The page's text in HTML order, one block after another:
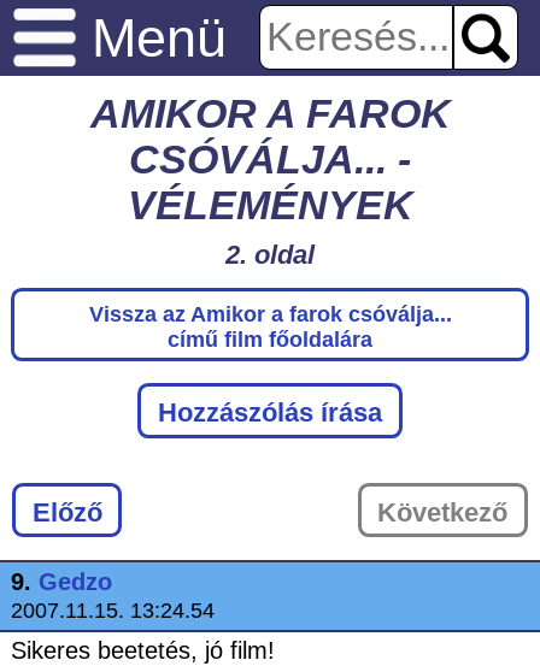
Menü
AMIKOR A FAROK
CSÓVÁLJA... -
VÉLEMÉNYEK
2. oldal
Vissza az Amikor a farok csóválja...
című film főoldalára
Hozzászólás írása
Előző Következő
9. Gedzo
2007.11.15. 13:24.54
Sikeres beetetés, jó film!